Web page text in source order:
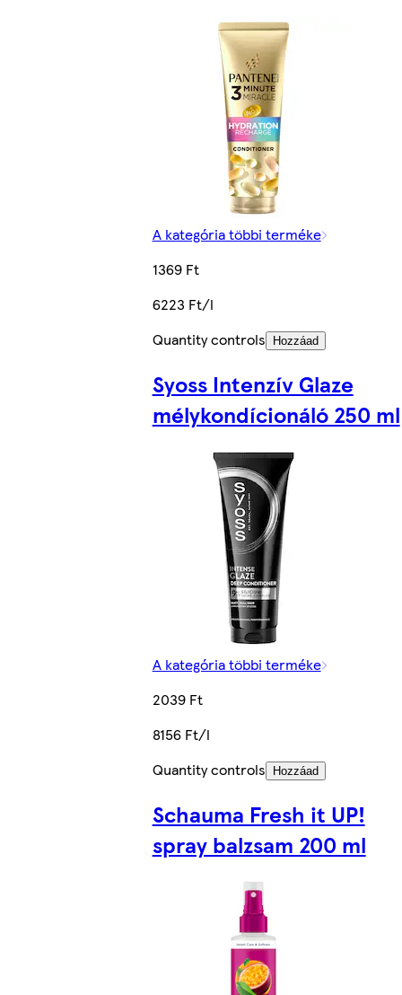
A kategória többi terméke
1369 Ft
6223 Ft/l
Quantity controls
Hozzáad
Syoss Intenzív Glaze
mélykondícionáló 250 ml
A kategória többi terméke
2039 Ft
8156 Ft/l
Quantity controls
Hozzáad
Schauma Fresh it UP!
spray balzsam 200 ml